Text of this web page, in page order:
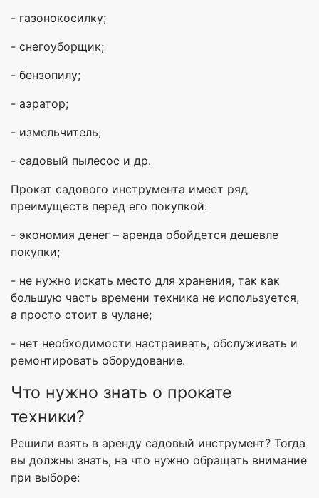
- газонокосилку;
- снегоуборщик;
- бензопилу;
- аэратор;
- измельчитель;
- садовый пылесос и др.
Прокат садового инструмента имеет ряд
преимуществ перед его покупкой:
- экономия денег – аренда обойдется дешевле
покупки;
- не нужно искать место для хранения, так как
большую часть времени техника не используется,
а просто стоит в чулане;
- нет необходимости настраивать, обслуживать и
ремонтировать оборудование.
Что нужно знать о прокате
техники?
Решили взять в аренду садовый инструмент? Тогда
вы должны знать, на что нужно обращать внимание
при выборе: